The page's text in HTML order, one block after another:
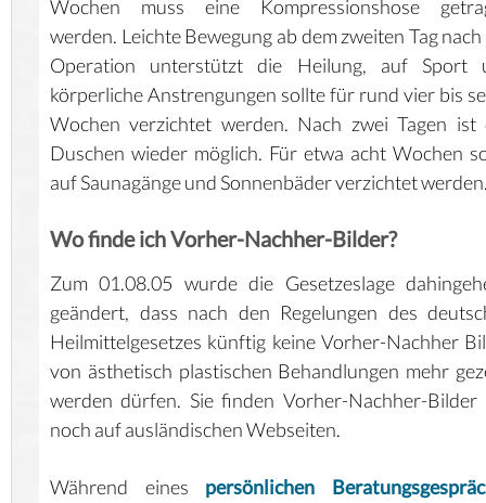
Wochen muss eine Kompressionshose
werden. Leichte Bewegung ab dem zweiten Tag
Operation unterstützt die Heilung, auf Sport
körperliche Anstrengungen sollte für rund vier bis
Wochen verzichtet werden. Nach zwei Tagen ist
Duschen wieder möglich. Für etwa acht Wochen
auf Saunagänge und Sonnenbäder verzichtet
Wo finde ich Vorher-Nachher-Bilder?
Zum 01.08.05 wurde die Gesetzeslage
geändert, dass nach den Regelungen des
Heilmittelgesetzes künftig keine Vorher-Nachher
von ästhetisch plastischen Behandlungen mehr
werden dürfen. Sie finden Vorher-Nachher-Bilder
noch auf ausländischen Webseiten.
Während eines persönlichen